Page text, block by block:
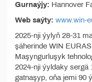
Gurnaýjy: Hannover
Web saýty: www.win-
2025-nji ýylyň 28-31
şäherinde WIN
Maşyngurluşyk
2024-nji ýyldaky sergä
gatnaşyp, oňa jemi 90